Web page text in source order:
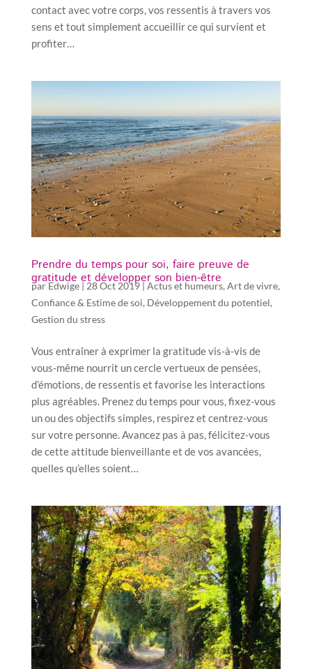
contact avec votre corps, vos ressentis à travers vos
sens et tout simplement accueillir ce qui survient et
profiter…
Prendre du temps pour soi, faire preuve de
gratitude et développer son bien-être
par Edwige| 28 Oct 2019| Actus et humeurs, Art de vivre,
Confiance & Estime de soi, Développement du potentiel,
Gestion du stress
Vous entraîner à exprimer la gratitude vis-à-vis de
vous-même nourrit un cercle vertueux de pensées,
d’émotions, de ressentis et favorise les interactions
plus agréables. Prenez du temps pour vous, fixez-vous
un ou des objectifs simples, respirez et centrez-vous
sur votre personne. Avancez pas à pas, félicitez-vous
de cette attitude bienveillante et de vos avancées,
quelles qu’elles soient…